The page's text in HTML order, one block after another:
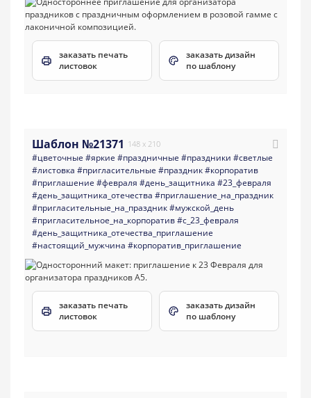
заказать печать
листовок
заказать дизайн
по шаблону
Шаблон №21371 148 x 210
#цветочные #яркие #праздничные #праздники #светлые
#листовка #пригласительные #праздник#корпоратив
#приглашение #февраля #день_защитника #23_февраля
#день_защитника_отечества #приглашение_на_праздник
#пригласительные_на_праздник#мужской_день
#пригласительное_на_корпоратив#с_23_февраля
#день_защитника_отечества_приглашение
#настоящий_мужчина #корпоратив_приглашение
заказать печать
листовок
заказать дизайн
по шаблону